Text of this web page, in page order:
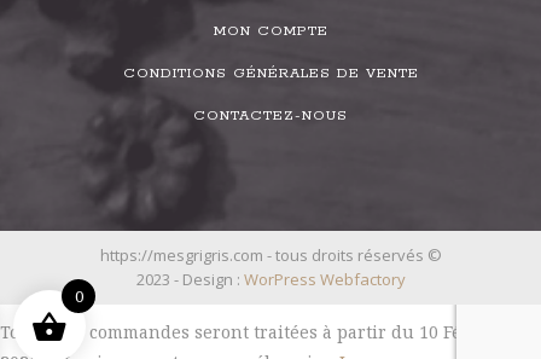
MON COMPTE
CONDITIONS GÉNÉRALES DE VENTE
CONTACTEZ-NOUS
https://mesgrigris.com - tous droits réservés ©
2023 - Design : WorPress Webfactory
Toutes les commandes seront traitées à partir du 10 Février
0